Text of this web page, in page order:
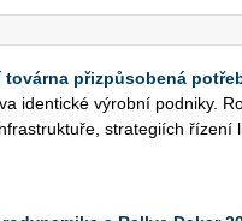
přizpůsobená
iden­tic­ké vý­rob­ní pod­ni­ky.
stra­te­gi­ích ří­ze­ní